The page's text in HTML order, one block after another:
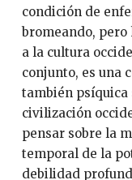
condición de
bromeando, pero
a la cultura
conjunto, es una
también psíquica
civilización
pensar sobre la
temporal de la
debilidad